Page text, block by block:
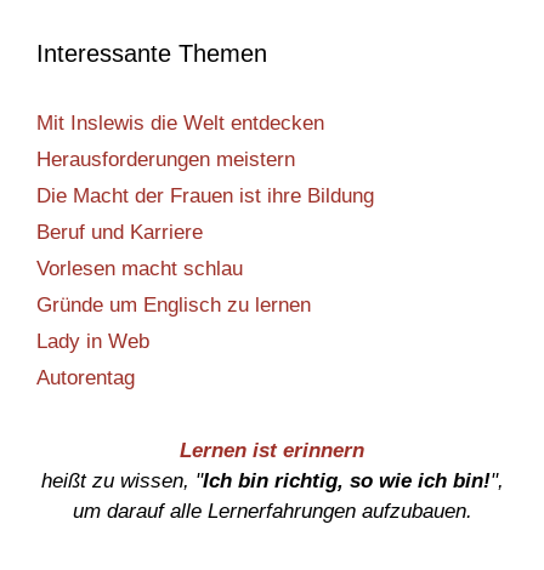
Interessante Themen
Mit Inslewis die Welt entdecken
Herausforderungen meistern
Die Macht der Frauen ist ihre Bildung
Beruf und Karriere
Vorlesen macht schlau
Gründe um Englisch zu lernen
Lady in Web
Autorentag
Lernen ist erinnern
heißt zu wissen, "Ich bin richtig, so wie ich bin!",
um darauf alle Lernerfahrungen aufzubauen.